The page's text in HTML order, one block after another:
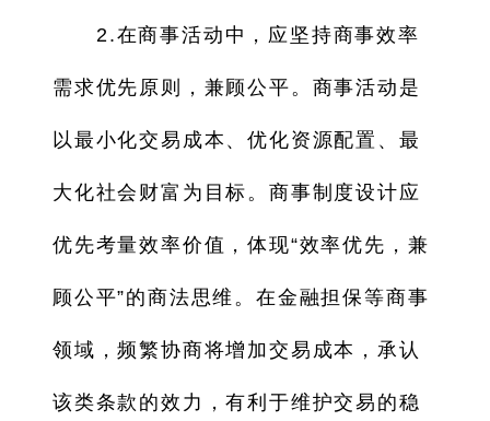
2.在商事活动中，应坚持商事效率
需求优先原则，兼顾公平。商事活动是
以最小化交易成本、优化资源配置、最
大化社会财富为目标。商事制度设计应
优先考量效率价值，体现“效率优先，兼
顾公平”的商法思维。在金融担保等商事
领域，频繁协商将增加交易成本，承认
该类条款的效力，有利于维护交易的稳